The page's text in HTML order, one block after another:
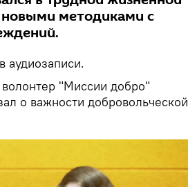
методиками с
аудиозаписи.
волонтер "Миссии добро"
о важности добровольческой